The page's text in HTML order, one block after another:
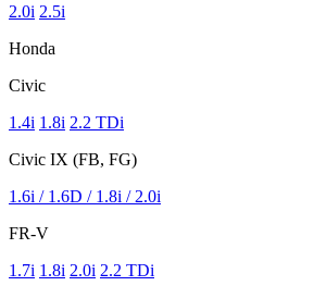
2.0i 2.5i
Honda
Civic
1.4i 1.8i 2.2 TDi
Civic IX (FB, FG)
1.6i / 1.6D / 1.8i / 2.0i
FR-V
1.7i 1.8i 2.0i 2.2 TDi